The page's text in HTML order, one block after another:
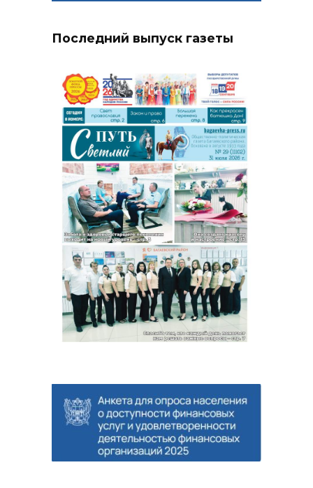
Последний выпуск газеты